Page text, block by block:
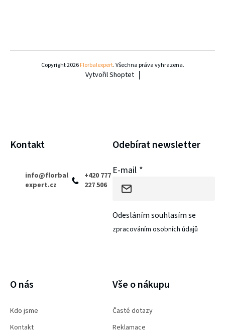
Kontakt
info@florbal
expert.cz
+420 777
227 506
Odebírat newsletter
E-mail
Odesláním souhlasím se
zpracováním osobních údajů
O nás
Kdo jsme
Kontakt
Vše o nákupu
Časté dotazy
Reklamace
Vytvořil Shoptet
Copyright 2026Florbalexpert. Všechna práva vyhrazena.